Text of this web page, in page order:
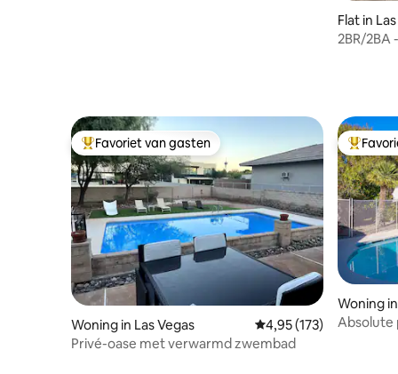
Flat in
2BR/2BA
Topfavoriet van gasten
Favoriet van gasten
Woning in Las Vegas Gemiddelde
4,95 (173)
Privé-oase met verwarmd zwembad
Woning
Absolute